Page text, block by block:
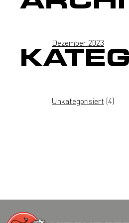
Dezember 2023
Unkategorisiert (4)